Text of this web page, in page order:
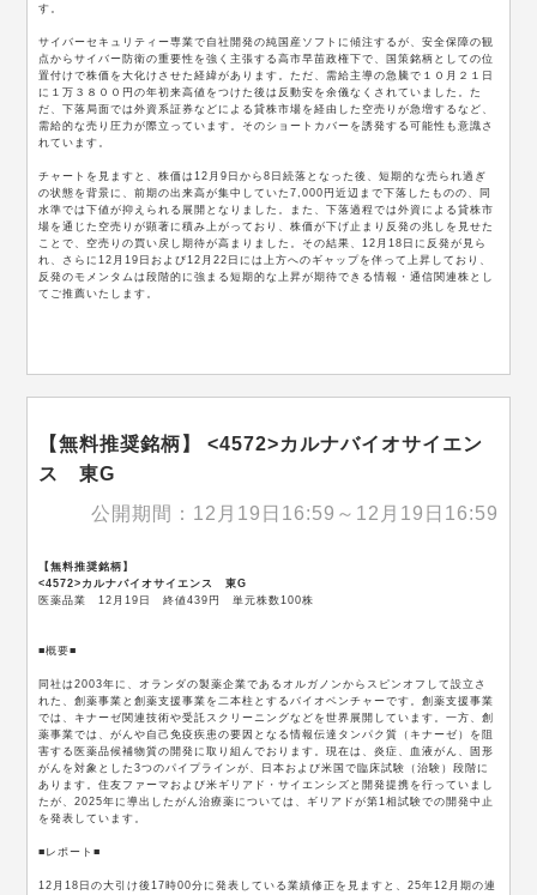
す。
サイバーセキュリティー専業で自社開発の純国産ソフトに傾注するが、安全保障の観
点からサイバー防衛の重要性を強く主張する高市早苗政権下で、国策銘柄としての位
置付けで株価を大化けさせた経緯があります。ただ、需給主導の急騰で１０月２１日
に１万３８００円の年初来高値をつけた後は反動安を余儀なくされていました。た
だ、下落局面では外資系証券などによる貸株市場を経由した空売りが急増するなど、
需給的な売り圧力が際立っています。そのショートカバーを誘発する可能性も意識さ
れています。
チャートを見ますと、株価は12月9日から8日続落となった後、短期的な売られ過ぎ
の状態を背景に、前期の出来高が集中していた7,000円近辺まで下落したものの、同
水準では下値が抑えられる展開となりました。また、下落過程では外資による貸株市
場を通じた空売りが顕著に積み上がっており、株価が下げ止まり反発の兆しを見せた
ことで、空売りの買い戻し期待が高まりました。その結果、12月18日に反発が見ら
れ、さらに12月19日および12月22日には上方へのギャップを伴って上昇しており、
反発のモメンタムは段階的に強まる短期的な上昇が期待できる情報・通信関連株とし
てご推薦いたします。
【無料推奨銘柄】 <4572>カルナバイオサイエン
ス 東G
公開期間：12月19日16:59～12月19日16:59
【無料推奨銘柄】
<4572>カルナバイオサイエンス 東G
医薬品業 12月19日 終値439円 単元株数100株
■概要■
同社は2003年に、オランダの製薬企業であるオルガノンからスピンオフして設立さ
れた、創薬事業と創薬支援事業を二本柱とするバイオベンチャーです。創薬支援事業
では、キナーゼ関連技術や受託スクリーニングなどを世界展開しています。一方、創
薬事業では、がんや自己免疫疾患の要因となる情報伝達タンパク質（キナーゼ）を阻
害する医薬品候補物質の開発に取り組んでおります。現在は、炎症、血液がん、固形
がんを対象とした3つのパイプラインが、日本および米国で臨床試験（治験）段階に
あります。住友ファーマおよび米ギリアド・サイエンシズと開発提携を行っていまし
たが、2025年に導出したがん治療薬については、ギリアドが第1相試験での開発中止
を発表しています。
■レポート■
12月18日の大引け後17時00分に発表している業績修正を見ますと、25年12月期の連